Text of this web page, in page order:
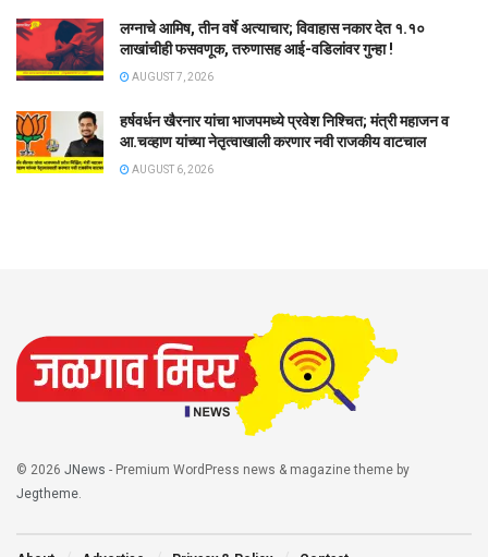
लग्नाचे आमिष, तीन वर्षे अत्याचार; विवाहास नकार देत १.१०
लाखांचीही फसवणूक, तरुणासह आई-वडिलांवर गुन्हा !
AUGUST 7, 2026
हर्षवर्धन खैरनार यांचा भाजपमध्ये प्रवेश निश्चित; मंत्री महाजन व
आ.चव्हाण यांच्या नेतृत्वाखाली करणार नवी राजकीय वाटचाल
AUGUST 6, 2026
© 2026 JNews - Premium WordPress news & magazine theme by
Jegtheme